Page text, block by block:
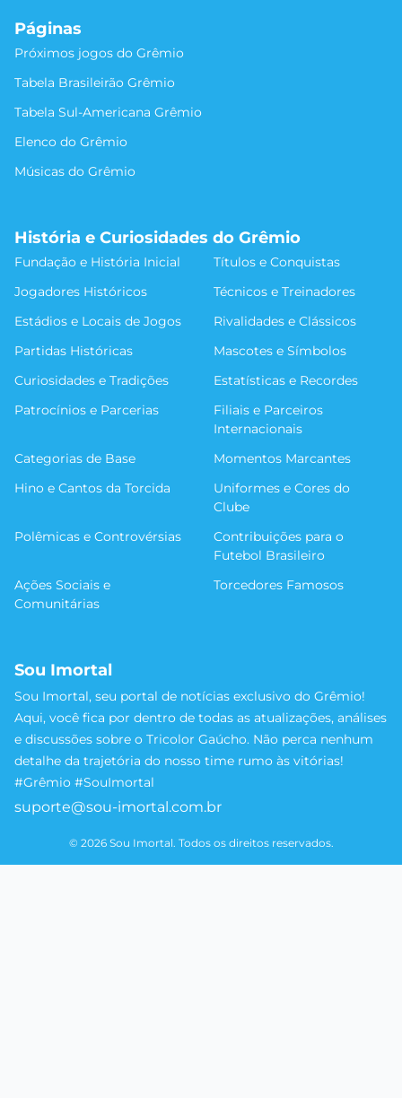
Páginas
Próximos jogos do Grêmio
Tabela Brasileirão Grêmio
Tabela Sul-Americana Grêmio
Elenco do Grêmio
Músicas do Grêmio
História e Curiosidades do Grêmio
Fundação e História Inicial
Títulos e Conquistas
Jogadores Históricos
Técnicos e Treinadores
Estádios e Locais de Jogos
Rivalidades e Clássicos
Partidas Históricas
Mascotes e Símbolos
Curiosidades e Tradições
Estatísticas e Recordes
Patrocínios e Parcerias
Filiais e Parceiros
Internacionais
Categorias de Base
Momentos Marcantes
Hino e Cantos da Torcida
Uniformes e Cores do
Clube
Polêmicas e Controvérsias
Contribuições para o
Futebol Brasileiro
Ações Sociais e
Comunitárias
Torcedores Famosos
Sou Imortal
Sou Imortal, seu portal de notícias exclusivo do Grêmio!
Aqui, você fica por dentro de todas as atualizações, análises
e discussões sobre o Tricolor Gaúcho. Não perca nenhum
detalhe da trajetória do nosso time rumo às vitórias!
#Grêmio #SouImortal
suporte@sou-imortal.com.br
© 2026 Sou Imortal. Todos os direitos reservados.